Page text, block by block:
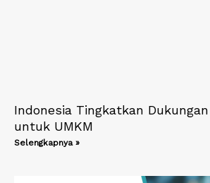
Indonesia Tingkatkan
untuk UMKM
Selengkapnya »